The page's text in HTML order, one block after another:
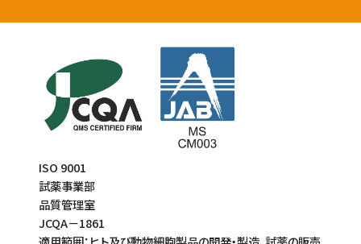
ISO 9001
試薬事業部
品質管理室
JCQA－1861